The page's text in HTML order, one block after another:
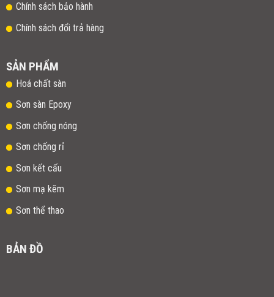
Chính sách bảo hành
Chính sách đổi trả hàng
SẢN PHẨM
Hoá chất sàn
Sơn sàn Epoxy
Sơn chống nóng
Sơn chống rỉ
Sơn kết cấu
Sơn mạ kẽm
Sơn thể thao
BẢN ĐỒ